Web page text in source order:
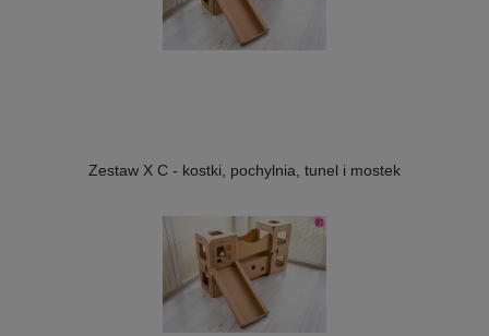
Zestaw X C - kostki, pochylnia, tunel i mostek